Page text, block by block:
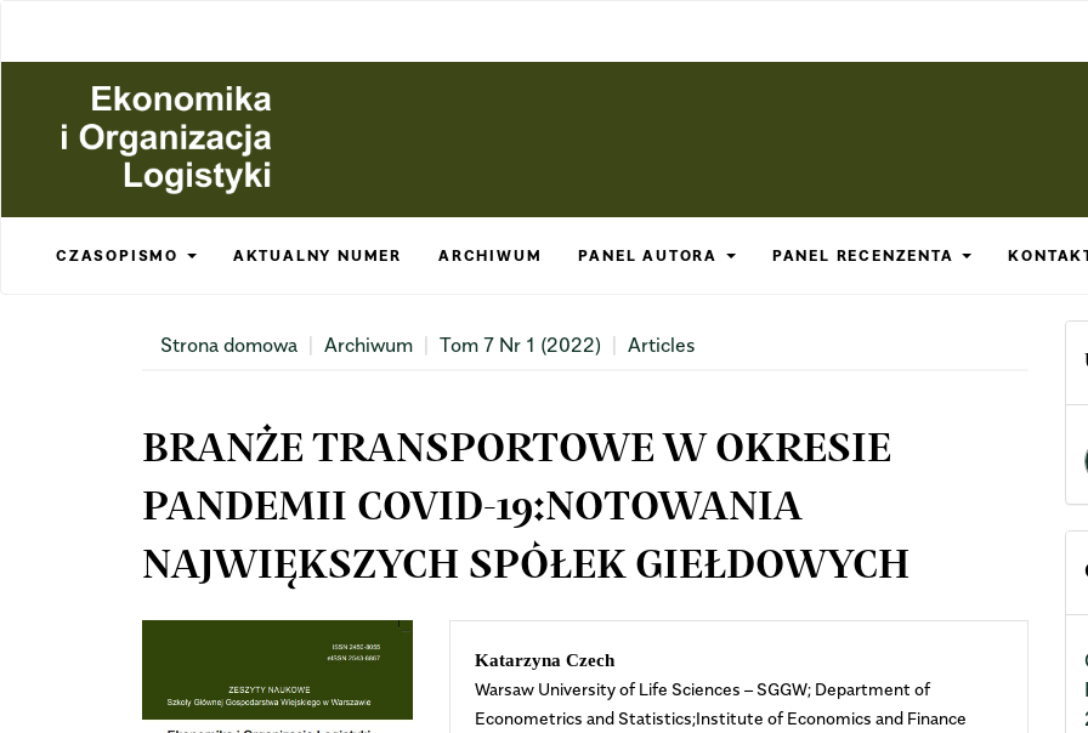
Content
Sidebar
CZASOPISMO AKTUALNY NUMER ARCHIWUM PANEL AUTORA PANEL RECENZENTA
Strona domowa Archiwum Tom 7 Nr 1 (2022) Articles
BRANŻE TRANSPORTOWE W OKRESIE
PANDEMII COVID-19:NOTOWANIA
NAJWIĘKSZYCH SPÓŁEK GIEŁDOWYCH
Sidebar
Main
Article
Katarzyna Czech
Warsaw University of Life Sciences – SGGW; Department of
Econometrics and Statistics;Institute of Economics and Finance